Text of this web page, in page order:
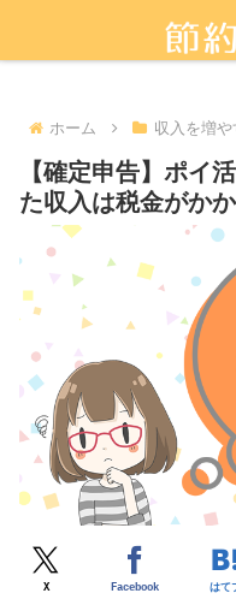
新しい節約
ホーム 収入を増や
【確定申告】ポイ
た収入は税金がか
X Facebook はて